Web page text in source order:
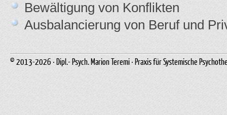
Bewältigung von Konflikten
Ausbalancierung von Beruf und
© 2013-2026 · Dipl.- Psych. Marion Teremi · Praxis für Systemische